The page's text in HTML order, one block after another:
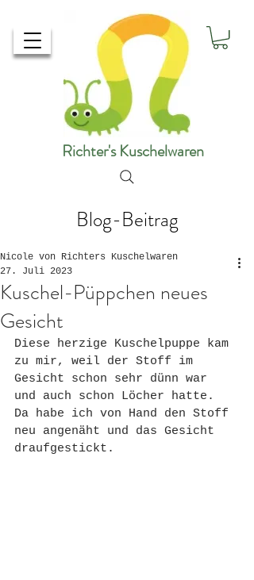
Richter's Kuschelwaren
Blog-Beitrag
Kuschel-Püppchen neues
Gesicht
Nicole von Richters Kuschelwaren
27. Juli 2023
Diese herzige Kuschelpuppe kam
zu mir, weil der Stoff im
Gesicht schon sehr dünn war
und auch schon Löcher hatte.
Da habe ich von Hand den Stoff
neu angenäht und das Gesicht
draufgestickt.